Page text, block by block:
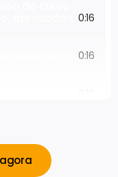
aprovado da0:16
na OAB
0:16